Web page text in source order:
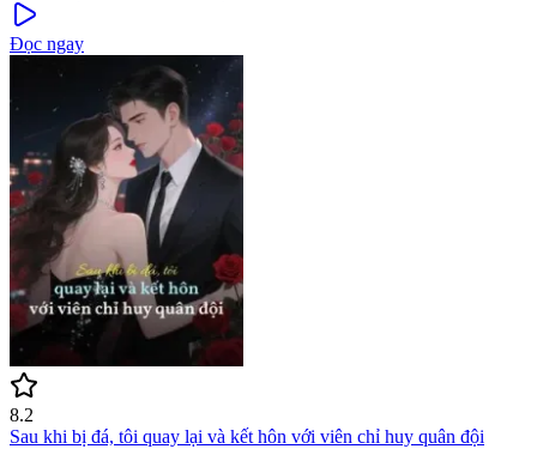
Đọc ngay
8.2
Sau khi bị đá, tôi quay lại và kết hôn với viên chỉ huy quân đội